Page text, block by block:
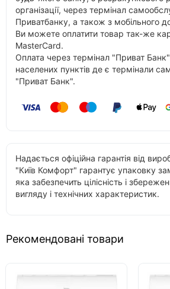
організації, через термінал
Приватбанку, а також з мобільного
Ви можете оплатити товар так-же
MasterCard.
Оплата через термінал "Приват
населених пунктів де є термінали
"Приват Банк".
Надається офіційна гарантія від
"Київ Комфорт" гарантує упаковку
яка забезпечить цілісність і
вигляду і технічних характеристик.
Рекомендовані товари